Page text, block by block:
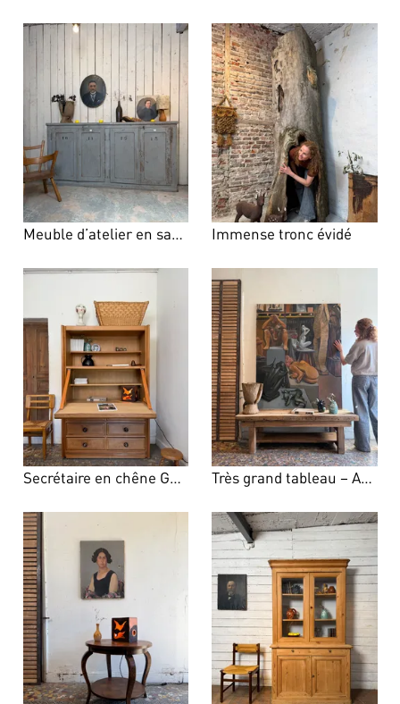
Meuble d’atelier en sapin patiné gris bleuté Immense tronc évidé
Secrétaire en chêne Guillerme et Chambron – Votre Maison Très grand tableau – Atelier de sculpture, 1996